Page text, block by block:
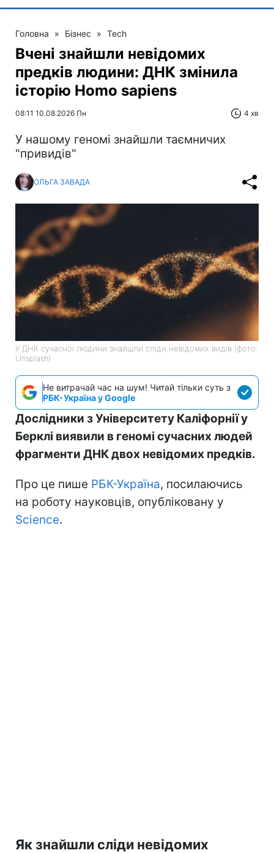
Головна » Бізнес » Tech
Вчені знайшли невідомих
предків людини: ДНК змінила
історію Homo sapiens
08:11 10.08.2026 Пн 4 хв
У нашому геномі знайшли таємничих
"привидів"
ОЛЬГА ЗАВАДА
У ДНК сучасної людини знайшли сліди невідомих видів (фото:
Unsplash)
Не витрачай час на шум! Читай тільки суть з
РБК-Україна у Google
Дослідники з Університету Каліфорнії у
Берклі виявили в геномі сучасних людей
фрагменти ДНК двох невідомих предків.
Про це пише РБК-Україна, посилаючись
на роботу науковців, опубліковану у
Science.
Як знайшли сліди невідомих